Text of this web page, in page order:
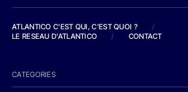
ATLANTICO C'EST QUI, C'EST QUOI ?
/
LE RESEAU D'ATLANTICO
/ CONTACT
CATEGORIES